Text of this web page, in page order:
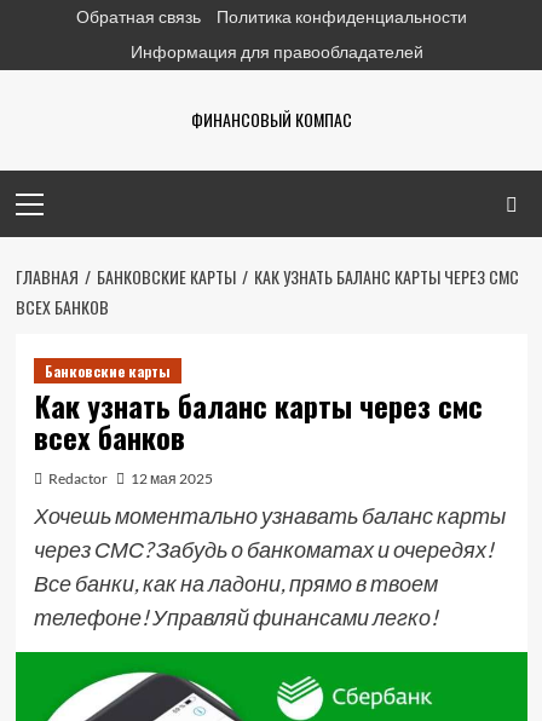
содержимому
Обратная связь
Политика конфиденциальности
Информация для правообладателей
ФИНАНСОВЫЙ КОМПАС
меню
ГЛАВНАЯ БАНКОВСКИЕ КАРТЫ
КАК УЗНАТЬ БАЛАНС КАРТЫ ЧЕРЕЗ СМС
ВСЕХ БАНКОВ
Банковские карты
Как узнать баланс карты через смс
всех банков
Redactor 12 мая 2025
Хочешь моментально узнавать баланс карты
через СМС? Забудь о банкоматах и очередях!
Все банки, как на ладони, прямо в твоем
телефоне! Управляй финансами легко!